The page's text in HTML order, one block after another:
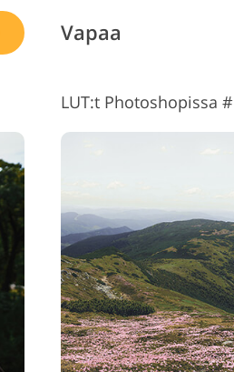
Vapaa
LUT:t Photoshopissa